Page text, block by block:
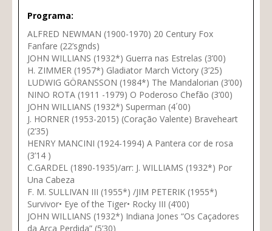
Programa:
ALFRED NEWMAN (1900-1970) 20 Century Fox
Fanfare (22’sgnds)
JOHN WILLIANS (1932*) Guerra nas Estrelas (3’00)
H. ZIMMER (1957*) Gladiator March Victory (3’25)
LUDWIG GÖRANSSON (1984*) The Mandalorian (3’00)
NINO ROTA (1911 -1979) O Poderoso Chefão (3’00)
JOHN WILLIANS (1932*) Superman (4´00)
J. HORNER (1953-2015) (Coração Valente) Braveheart
(2’35)
HENRY MANCINI (1924-1994) A Pantera cor de rosa
(3’14 )
C.GARDEL (1890-1935)/arr: J. WILLIAMS (1932*) Por
Una Cabeza
F. M. SULLIVAN III (1955*) /JIM PETERIK (1955*)
Survivor• Eye of the Tiger• Rocky III (4’00)
JOHN WILLIANS (1932*) Indiana Jones “Os Caçadores
da Arca Perdida” (5’30)